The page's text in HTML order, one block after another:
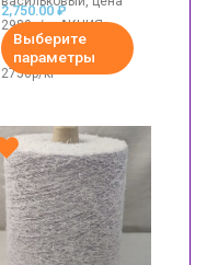
2980р/кг АКЦИЯ
ЦЕЛАЯ БОБИНА
2750р/кг
2,750.00₽
Выберите
параметры